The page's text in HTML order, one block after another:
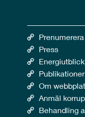
Prenumerera
Press
Publikationer
Om
Anmäl
Behandling